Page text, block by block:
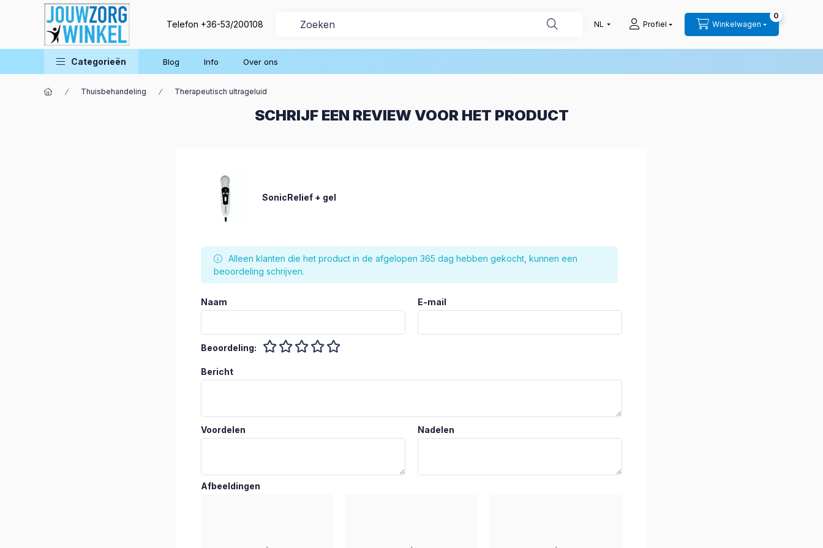
Telefon +36-53/200108 Profiel Winkelwagen
0
Categorieën Blog Info Over ons
Thuisbehandeling Therapeutisch ultrageluid
SCHRIJF EEN REVIEW VOOR HET PRODUCT
SonicRelief + gel
Alleen klanten die het product in de afgelopen 365 dag hebben gekocht, kunnen een
beoordeling schrijven.
Naam E-mail
Beoordeling:
Bericht
Voordelen Nadelen
Afbeeldingen